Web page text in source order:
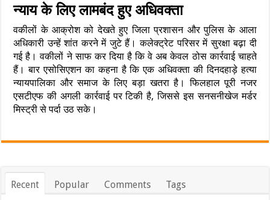
न्याय के लिए लामबंद हुए अधिवक्ता
वकीलों के आक्रोश को देखते हुए जिला प्रशासन और पुलिस के आला
अधिकारी उन्हें शांत करने में जुटे हैं। कलेक्ट्रेट परिसर में सुरक्षा बढ़ा दी
गई है। वकीलों ने साफ कर दिया है कि वे अब केवल ठोस कार्रवाई चाहते
हैं। बार एसोसिएशन का कहना है कि एक अधिवक्ता की दिनदहाड़े हत्या
न्यायपालिका और समाज के लिए बड़ा खतरा है। फिलहाल पूरी नजर
एसटीएफ की अगली कार्रवाई पर टिकी है, जिससे इस सनसनीखेज मर्डर
मिस्ट्री से पर्दा उठ सके।
Recent Popular Comments Tags